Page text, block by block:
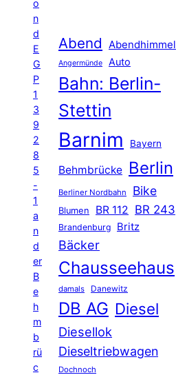
o
n
d
E
G
P
1
3
9
2
8
5
-
1
a
n
d
er
B
e
h
m
b
rü
c
Abend Abendhimmel
Angermünde Auto
Bahn: Berlin-
Stettin
Barnim Bayern
Behmbrücke Berlin
Berliner Nordbahn Bike
Blumen BR 112 BR 243
Brandenburg Britz
Bäcker
Chausseehaus
damals Danewitz
DB AG Diesel
Diesellok
Dieseltriebwagen
Dochnoch